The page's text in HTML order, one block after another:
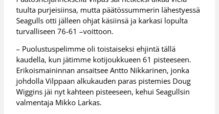
tuulta purjeisiinsa, mutta päätössummerin lähestyessä
Seagulls otti jälleen ohjat käsiinsä ja karkasi lopulta
turvalliseen 76-61 –voittoon.
– Puolustuspelimme oli toistaiseksi ehjintä tällä
kaudella, kun jätimme kotijoukkueen 61 pisteeseen.
Erikoismaininnan ansaitsee Antto Nikkarinen, jonka
johdolla Vilppaan alkukauden paras pistemies Doug
Wiggins jäi nyt kahteen pisteeseen, kehui Seagullsin
valmentaja Mikko Larkas.